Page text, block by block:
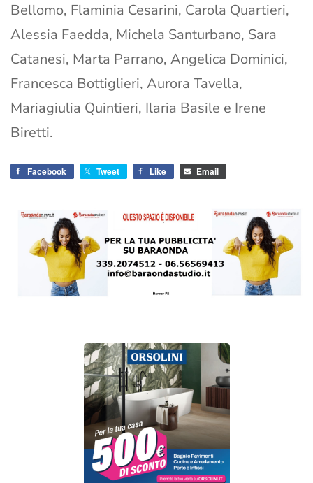
Bellomo, Flaminia Cesarini, Carola Quartieri,
Alessia Faedda, Michela Santurbano, Sara
Catanesi, Marta Parrano, Angelica Dominici,
Francesca Bottiglieri, Aurora Tavella,
Mariagiulia Quintieri, Ilaria Basile e Irene
Biretti.
Facebook Tweet Like Email